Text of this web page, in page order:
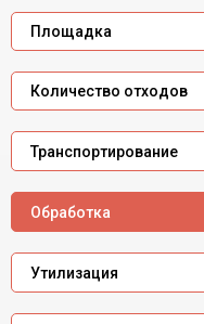
Площадка
Количество отходов
Транспортирование
Обработка
Утилизация